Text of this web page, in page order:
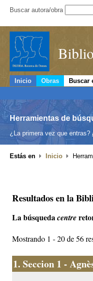
Buscar autora/obra
Inicio Obras Buscar
Herramientas de
¿La primera vez que entras?
Estás en Inicio
Resultados en la
La búsquedacentre
Mostrando 1 - 20 de 56
1. Seccion 1 -